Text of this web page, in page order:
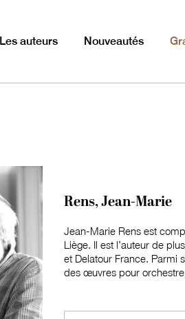
Les auteurs Nouveautés
Rens, Jean-Marie
Jean-Marie Rens est
Liège. Il est l’auteur de
et Delatour France. Parmi
des œuvres pour